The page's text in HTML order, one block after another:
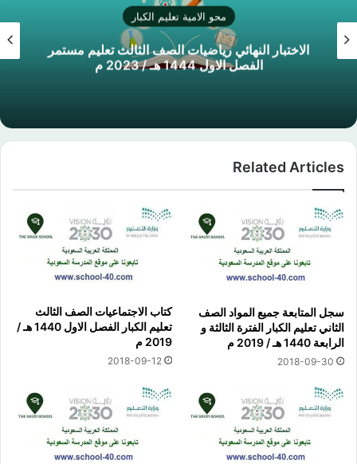
محو الامية تعليم الكبار
الاختبار النهائي رياضيات الصف الثالث تعليم مستمر
الفصل الاول 1444 هـ / 2023 م
Related Articles
سجل المتابعة جميع المواد الصف
الثاني تعليم الكبار الفترة الثالثة و
الرابعة 1440 هـ / 2019 م
2018-09-30
كتاب الاجتماعيات الصف الثالث
تعليم الكبار الفصل الاول 1440 هـ /
2019 م
2018-09-12